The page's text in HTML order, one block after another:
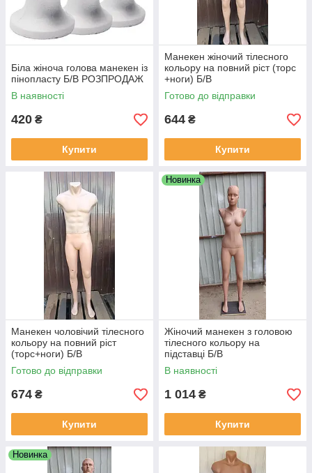
Біла жіноча голова манекен із
пінопласту Б/В РОЗПРОДАЖ
В наявності
420 ₴
Купити
Манекен жіночий тілесного
кольору на повний ріст (торс
+ноги) Б/В
Готово до відправки
644 ₴
Купити
Манекен чоловічий тілесного
кольору на повний ріст
(торс+ноги) Б/В
Готово до відправки
674 ₴
Купити
Новинка
Жіночий манекен з головою
тілесного кольору на
підставці Б/В
В наявності
1 014 ₴
Купити
Новинка